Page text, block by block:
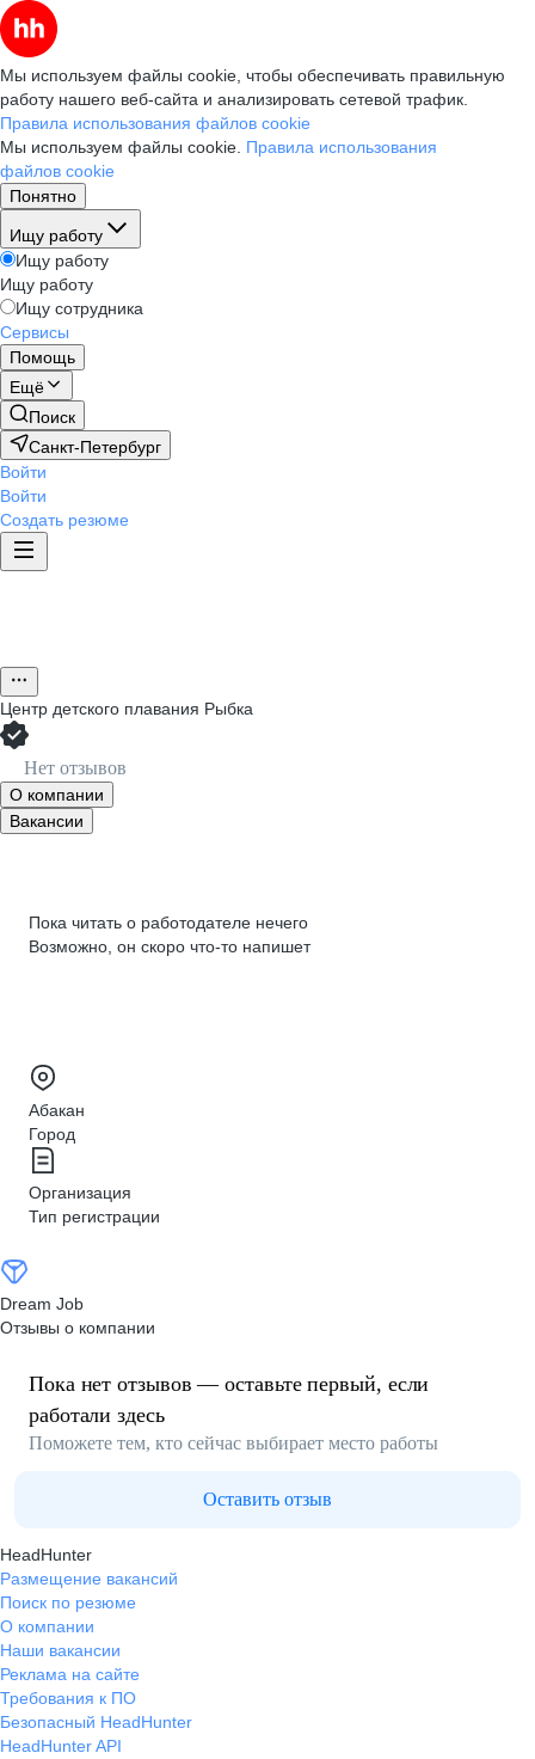
Мы используем файлы cookie, чтобы обеспечивать правильную
работу нашего веб-сайта и анализировать сетевой трафик.
Правила использования файлов cookie
Мы используем файлы cookie. Правила использования
файлов cookie
Понятно
Ищу работу
Ищу работу
Ищу работу
Ищу сотрудника
Сервисы
Помощь
Ещё
Поиск
Санкт-Петербург
Войти
Войти
Создать резюме
Центр детского плавания Рыбка
Нет отзывов
О компании
Вакансии
Пока читать о работодателе нечего
Возможно, он скоро что‑то напишет
Абакан
Город
Организация
Тип регистрации
Dream Job
Отзывы о компании
Пока нет отзывов — оставьте первый, если
работали здесь
Поможете тем, кто сейчас выбирает место работы
Оставить отзыв
HeadHunter
Размещение вакансий
Поиск по резюме
О компании
Наши вакансии
Реклама на сайте
Требования к ПО
Безопасный HeadHunter
HeadHunter API